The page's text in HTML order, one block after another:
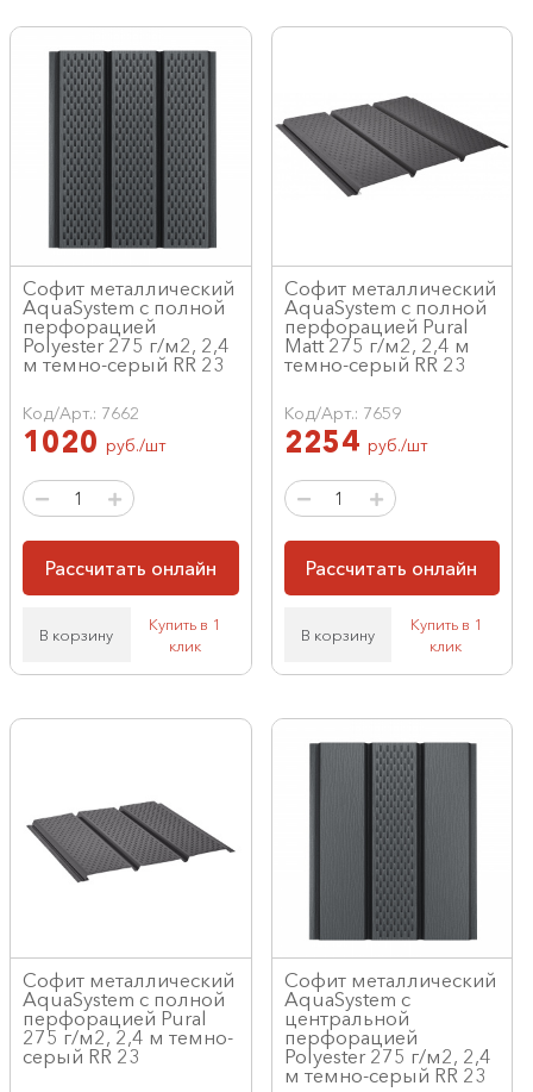
Софит металлический
AquaSystem с полной
перфорацией
Polyester 275 г/м2, 2,4
м темно-серый RR 23
Код/Арт.: 7662
1020 руб./шт
Рассчитать онлайн
В корзину
Купить в 1
клик
Софит металлический
AquaSystem с полной
перфорацией Pural
Matt 275 г/м2, 2,4 м
темно-серый RR 23
Код/Арт.: 7659
2254 руб./шт
Рассчитать онлайн
В корзину
Купить в 1
клик
Софит металлический
AquaSystem с полной
перфорацией Pural
275 г/м2, 2,4 м темно-
серый RR 23
Софит металлический
AquaSystem с
центральной
перфорацией
Polyester 275 г/м2, 2,4
м темно-серый RR 23